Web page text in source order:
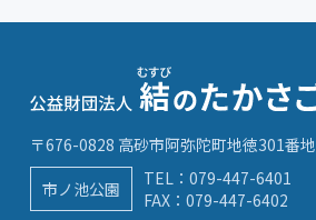
〒676-0828 高砂市阿弥陀町地徳301番地
市ノ池公園
TEL： 079-447-6401
FAX：079-447-6402